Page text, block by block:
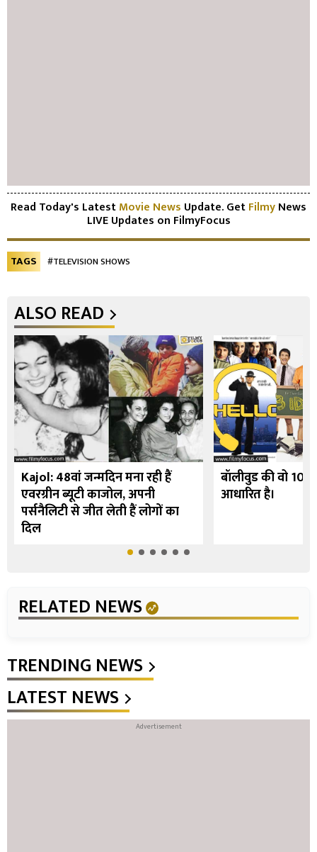
Read Today's LatestMovie News Update. GetFilmyNews
LIVE Updates on FilmyFocus
TAGS #TELEVISION SHOWS
ALSO READ
Kajol: 48वां जन्मदिन मना रही हैं
एवरग्रीन ब्यूटी काजोल, अपनी
पर्सनैलिटी से जीत लेती हैं लोगों का
दिल
बॉलीवुड की वो 10
आधारित है।
RELATED NEWS
TRENDING NEWS
LATEST NEWS